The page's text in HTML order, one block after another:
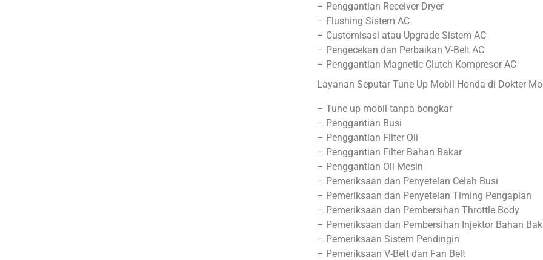
– Penggantian Receiver Dryer
– Flushing Sistem AC
– Customisasi atau Upgrade Sistem AC
– Pengecekan dan Perbaikan V-Belt AC
– Penggantian Magnetic Clutch Kompresor AC
Layanan Seputar Tune Up Mobil Honda di Dokter
– Tune up mobil tanpa bongkar
– Penggantian Busi
– Penggantian Filter Oli
– Penggantian Filter Bahan Bakar
– Penggantian Oli Mesin
– Pemeriksaan dan Penyetelan Celah Busi
– Pemeriksaan dan Penyetelan Timing Pengapian
– Pemeriksaan dan Pembersihan Throttle Body
– Pemeriksaan dan Pembersihan Injektor Bahan
– Pemeriksaan Sistem Pendingin
– Pemeriksaan V-Belt dan Fan Belt